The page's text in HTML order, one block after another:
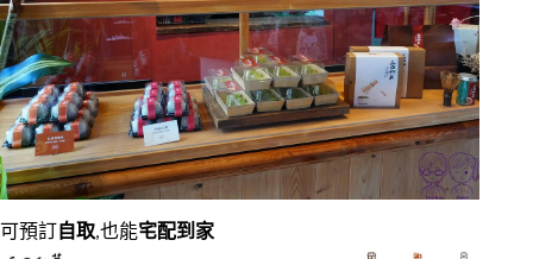
可預訂 自取,也能宅配到家